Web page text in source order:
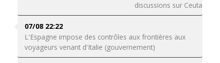
discussions sur Ceuta
07/08 22:22
L'Espagne impose des contrôles aux frontières aux
voyageurs venant d'Italie (gouvernement)